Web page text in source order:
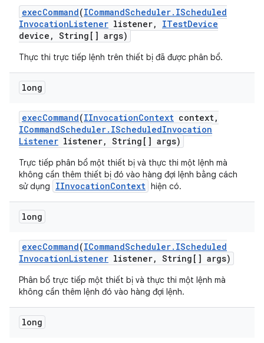
execCommand(ICommandScheduler. IScheduled
InvocationListener listener, ITestDevice
device , String[] args)
Thực thi trực tiếp lệnh trên thiết bị đã được phân bổ.
long
execCommand(IInvocationContext context,
ICommandScheduler. IScheduledInvocation
Listener listener, String[] args)
Trực tiếp phân bổ một thiết bị và thực thi một lệnh mà
không cần thêm thiết bị đó vào hàng đợi lệnh bằng cách
sử dụng
IInvocationContext hiện có.
long
execCommand(ICommandScheduler. IScheduled
InvocationListener listener, String[] args)
Phân bổ trực tiếp một thiết bị và thực thi một lệnh mà
không cần thêm lệnh đó vào hàng đợi lệnh.
long